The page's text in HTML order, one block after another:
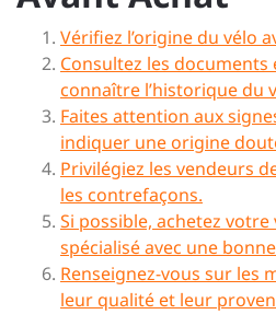
Vérifiez l’origine du vélo
Consultez les
connaître l’historique du
Faites attention aux
indiquer une origine
Privilégiez les vendeurs
les contrefaçons.
Si possible, achetez
spécialisé avec une
Renseignez-vous sur les
leur qualité et leur